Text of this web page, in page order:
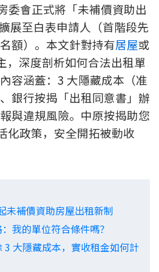
委會正式將「未補價資助出
展至白表申請人（首階段先
額）。本文針對持有居屋或
，深度剖析如何合法出租單
容涵蓋：3 大隱藏成本（准
銀行按揭「出租同意書」辦
與違規風險。中原按揭助您
化政策，安全開拓被動收
未補價資助房屋出租新制
我的單位符合條件嗎？
3 大隱藏成本，實收租金如何計